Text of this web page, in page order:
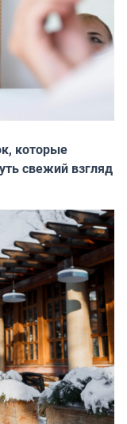
которые
свежий взгляд